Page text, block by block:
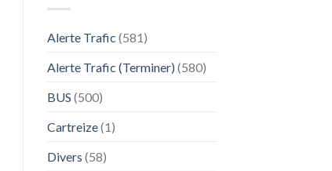
Alerte Trafic (581)
Alerte Trafic (Terminer) (580)
BUS (500)
Cartreize(1)
Divers (58)